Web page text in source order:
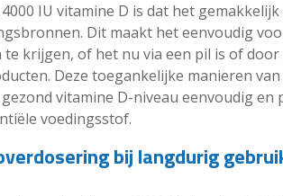
IU vitamine D is dat het
Dit maakt het eenvoudig
krijgen, of het nu via een pil is of
Deze toegankelijke manieren
vitamine D-niveau eenvoudig en
voedingsstof.
bij langdurig